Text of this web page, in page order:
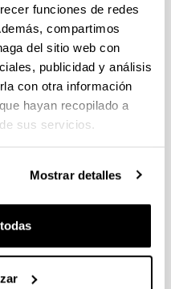
funciones de redes
compartimos
del sitio web con
publicidad y análisis
con otra información
hayan recopilado a
sus servicios.
Mostrar detalles
Universitario
de Munich
School-
(Reino Unido), U. de
Cardenal Herrera, U.
Southern California
Manchester (Reino
de Bangor (Reino